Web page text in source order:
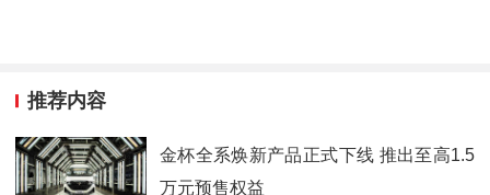
推荐内容
金杯全系焕新产品正式下线 推出至高1.5
万元预售权益